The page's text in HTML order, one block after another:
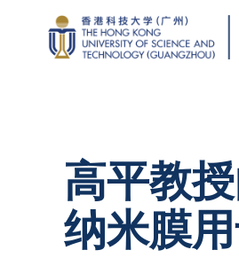
高平教
纳米膜